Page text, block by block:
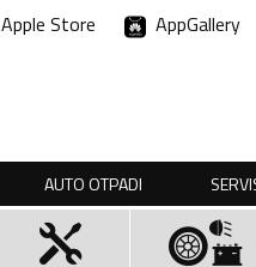
Apple Store AppGallery
AUTO OTPADI